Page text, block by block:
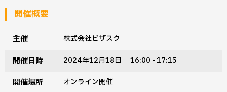
開催概要
主催 株式会社ビザスク
開催日時 2024年12月18日 16:00 - 17:15
開催場所 オンライン開催